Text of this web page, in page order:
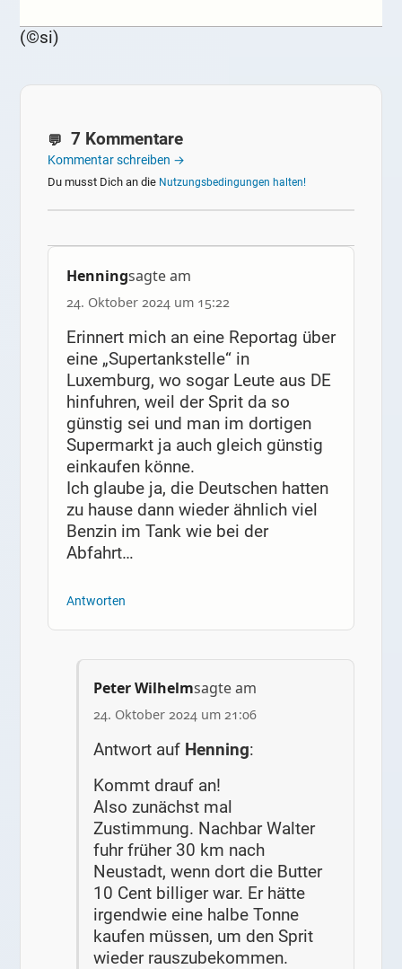
(©si)
7 Kommentare
Kommentar schreiben →
Du musst Dich an die Nutzungsbedingungen halten!
Henningsagte am
24. Oktober 2024 um 15:22
Erinnert mich an eine Reportag über
eine „Supertankstelle“ in
Luxemburg, wo sogar Leute aus DE
hinfuhren, weil der Sprit da so
günstig sei und man im dortigen
Supermarkt ja auch gleich günstig
einkaufen könne.
Ich glaube ja, die Deutschen hatten
zu hause dann wieder ähnlich viel
Benzin im Tank wie bei der
Abfahrt…
Antworten
Peter Wilhelmsagte am
24. Oktober 2024 um 21:06
Antwort auf Henning:
Kommt drauf an!
Also zunächst mal
Zustimmung. Nachbar Walter
fuhr früher 30 km nach
Neustadt, wenn dort die Butter
10 Cent billiger war. Er hätte
irgendwie eine halbe Tonne
kaufen müssen, um den Sprit
wieder rauszubekommen.